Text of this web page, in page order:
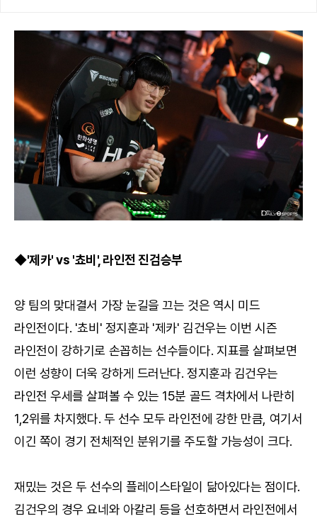
◆'제카' vs '쵸비', 라인전 진검승부
양 팀의 맞대결서 가장 눈길을 끄는 것은 역시 미드
라인전이다. '쵸비' 정지훈과 '제카' 김건우는 이번 시즌
라인전이 강하기로 손꼽히는 선수들이다. 지표를 살펴보면
이런 성향이 더욱 강하게 드러난다. 정지훈과 김건우는
라인전 우세를 살펴볼 수 있는 15분 골드 격차에서 나란히
1,2위를 차지했다. 두 선수 모두 라인전에 강한 만큼, 여기서
이긴 쪽이 경기 전체적인 분위기를 주도할 가능성이 크다.
재밌는 것은 두 선수의 플레이스타일이 닮아있다는 점이다.
김건우의 경우 요네와 아칼리 등을 선호하면서 라인전에서